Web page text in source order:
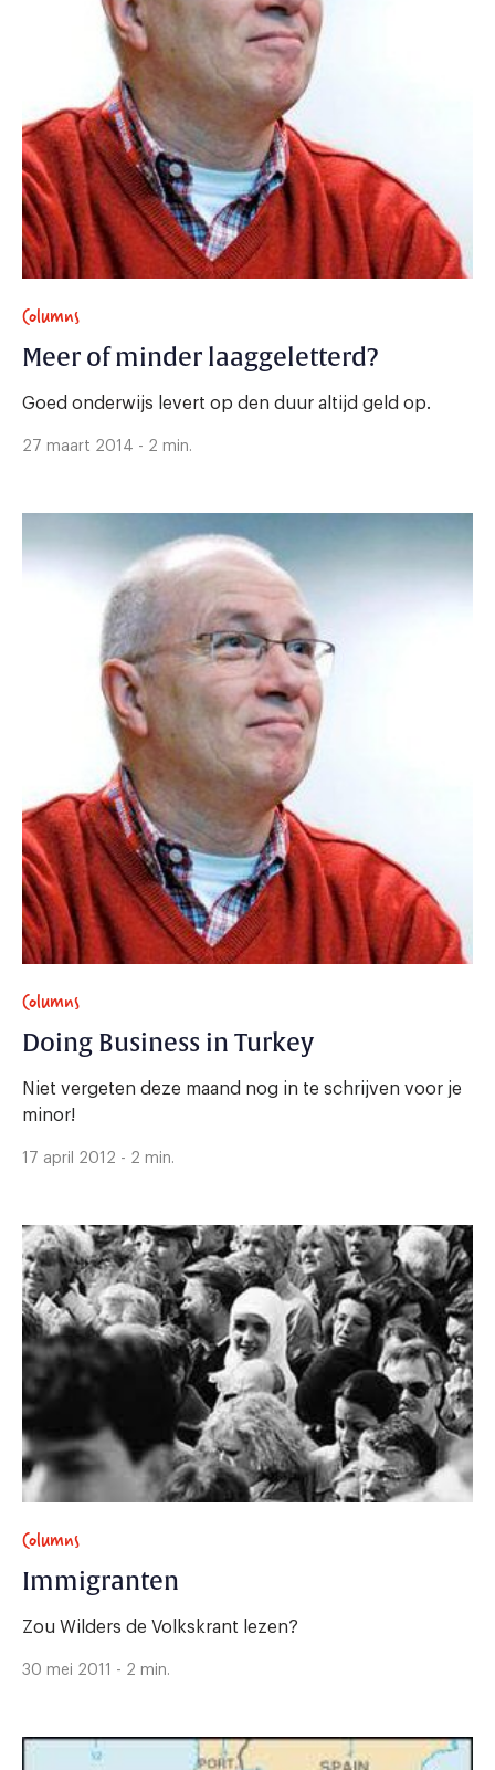
Columns
Meer of minder laaggeletterd?
Goed onderwijs levert op den duur altijd geld op.
27 maart 2014 - 2 min.
Columns
Doing Business in Turkey
Niet vergeten deze maand nog in te schrijven voor je
minor!
17 april 2012 - 2 min.
Columns
Immigranten
Zou Wilders de Volkskrant lezen?
30 mei 2011 - 2 min.